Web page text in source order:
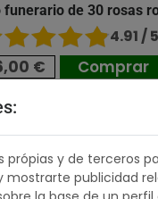
funerario de 30 rosas
4.91 / 5
€ Comprar
própias y de terceros
mostrarte publicidad